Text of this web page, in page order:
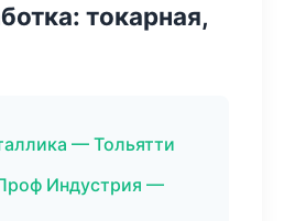
токарная,
— Тольятти
Индустрия —